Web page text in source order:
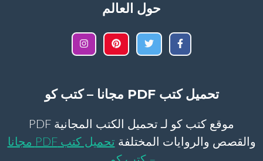
حول العالم
تحميل كتب PDF مجانا – كتب كو
موقع كتب كو لـ تحميل الكتب المجانية PDF
والقصص والروايات المختلفة
تحميل كتب PDF مجانا